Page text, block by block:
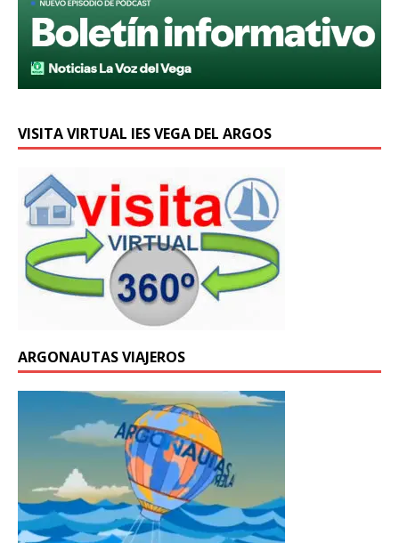
VISITA VIRTUAL IES VEGA DEL ARGOS
ARGONAUTAS VIAJEROS